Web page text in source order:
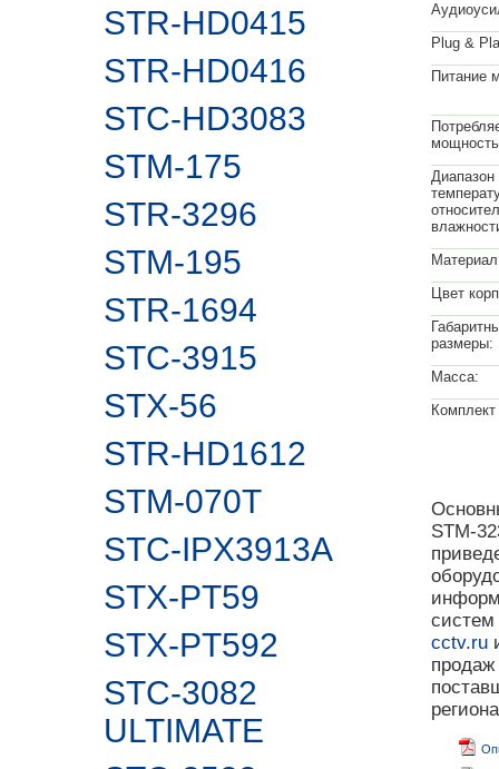
STR-HD0415
STR-HD0416
STC-HD3083
STM-175
STR-3296
STM-195
STR-1694
STC-3915
STX-56
STR-HD1612
STM-070T
STC-IPX3913A
STX-PT59
STX-PT592
STC-3082
ULTIMATE
Plug &
Питание
мощность
Диапазон
Цвет
размеры:
Масса:
Комплект
STM-
cctv.ru